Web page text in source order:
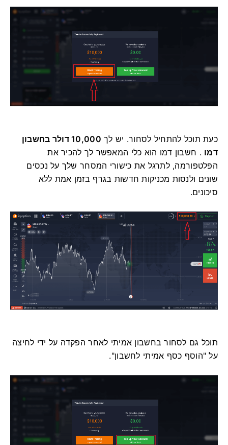
כעת תוכל להתחיל לסחור. יש לך
10,000 דולר בחשבון
דמו . חשבון דמו הוא כלי המאפשר לך להכיר את
הפלטפורמה, לתרגל את כישורי המסחר שלך על נכסים
שונים ולנסות מכניקות חדשות בגרף בזמן אמת ללא
סיכונים.
תוכל גם לסחור בחשבון אמיתי לאחר הפקדה על ידי לחיצה
על "הוסף כסף אמיתי לחשבון".